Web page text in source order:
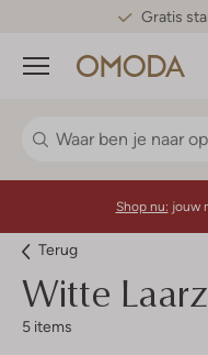
Gratis
Menu
Shop nu: jouw
Terug
Witte
5 items